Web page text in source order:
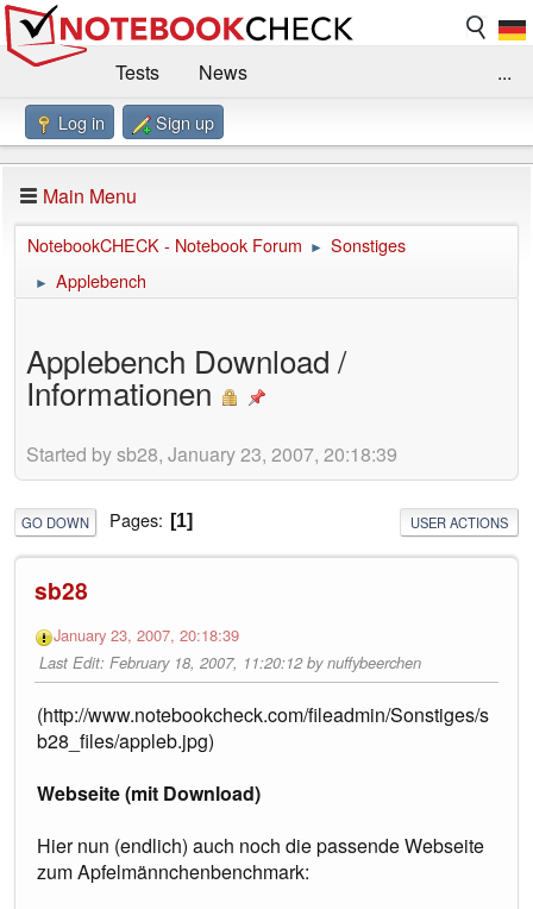
Tests
News
Benchmarks / Technik
Forum
Impressum
...
Log in Sign up
Main Menu
NotebookCHECK - Notebook Forum ► Sonstiges
► Applebench
Applebench Download /
Informationen
Started by sb28, January 23, 2007, 20:18:39
GO DOWN Pages 1 USER ACTIONS
sb28
January 23, 2007, 20:18:39
Last Edit: February 18, 2007, 11:20:12 by nuffybeerchen
(http://www.notebookcheck.com/fileadmin/Sonstiges/s
b28_files/appleb.jpg)
Webseite (mit Download)
Hier nun (endlich) auch noch die passende Webseite
zum Apfelmännchenbenchmark: